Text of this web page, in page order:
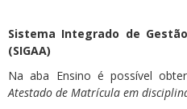
Sistema Integrado de
(SIGAA)
Na aba Ensino é possível
Atestado de Matrícula em